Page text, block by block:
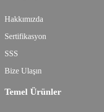
Hakkımızda
Sertifikasyon
SSS
Bize Ulaşın
Temel Ürünler